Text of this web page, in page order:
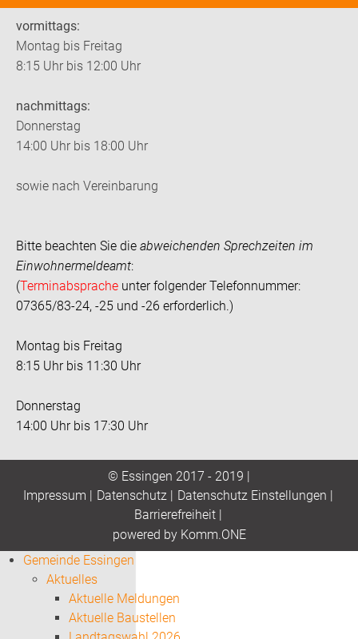
vormittags:
Montag bis Freitag
8:15 Uhr bis 12:00 Uhr
nachmittags:
Donnerstag
14:00 Uhr bis 18:00 Uhr
sowie nach Vereinbarung
Bitte beachten Sie die abweichenden Sprechzeiten im
Einwohnermeldeamt:
(Terminabsprache unter folgender Telefonnummer:
07365/83-24, -25 und -26 erforderlich.)
Montag bis Freitag
8:15 Uhr bis 11:30 Uhr
Donnerstag
14:00 Uhr bis 17:30 Uhr
© Essingen 2017 - 2019 |
Impressum | Datenschutz| Datenschutz Einstellungen |
Barrierefreiheit|
powered by Komm.ONE
Gemeinde Essingen
Aktuelles
Aktuelle Meldungen
Aktuelle Baustellen